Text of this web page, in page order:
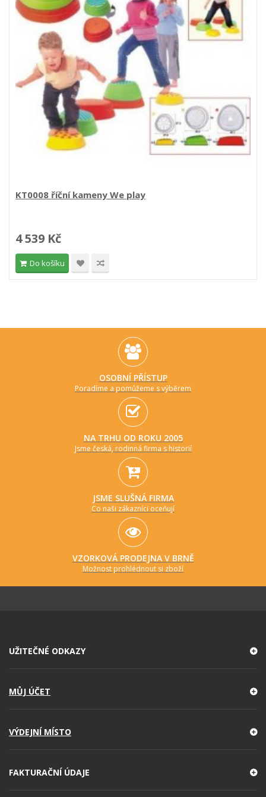
KT0008 říční kameny We play
4 539 Kč
Do košíku
OSOBNÍ PŘÍSTUP
Poradíme a pomůžeme s výběrem
NA TRHU OD ROKU 2005
Jsme česká, rodinná firma s historií
JSME SLUŠNÁ FIRMA
Co naši zákazníci oceňují
VZORKOVÁ PRODEJNA V BRNĚ
Možnost prohlédnout si zboží
UŽITEČNÉ ODKAZY
MŮJ ÚČET
VÝDEJNÍ MÍSTO
FAKTURAČNÍ ÚDAJE